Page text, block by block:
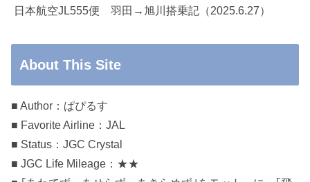
日本航空JL555便 羽田→旭川搭乗記（2025.6.27）
About This Site
■ Author：ぱぴるす
■ Favorite Airline：JAL
■ Status：JGC Crystal
■ JGC Life Mileage：★★